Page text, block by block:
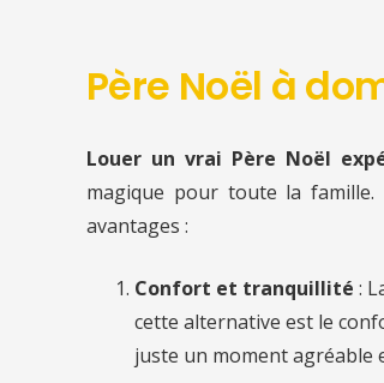
Père Noël à
Louer un vrai Père Noël
magique pour toute la famille.
avantages :
Confort et tranquillité :
cette alternative est le
juste un moment agréable